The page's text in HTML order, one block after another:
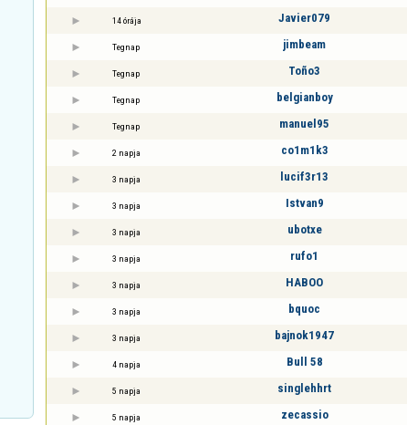
14 órája Javier079
Tegnap jimbeam
Tegnap Toño3
Tegnap belgianboy
Tegnap manuel95
2 napja co1m1k3
3 napja lucif3r13
3 napja Istvan9
3 napja ubotxe
3 napja rufo1
3 napja HABOO
3 napja bquoc
3 napja bajnok1947
4 napja Bull 58
5 napja singlehhrt
5 napja zecassio